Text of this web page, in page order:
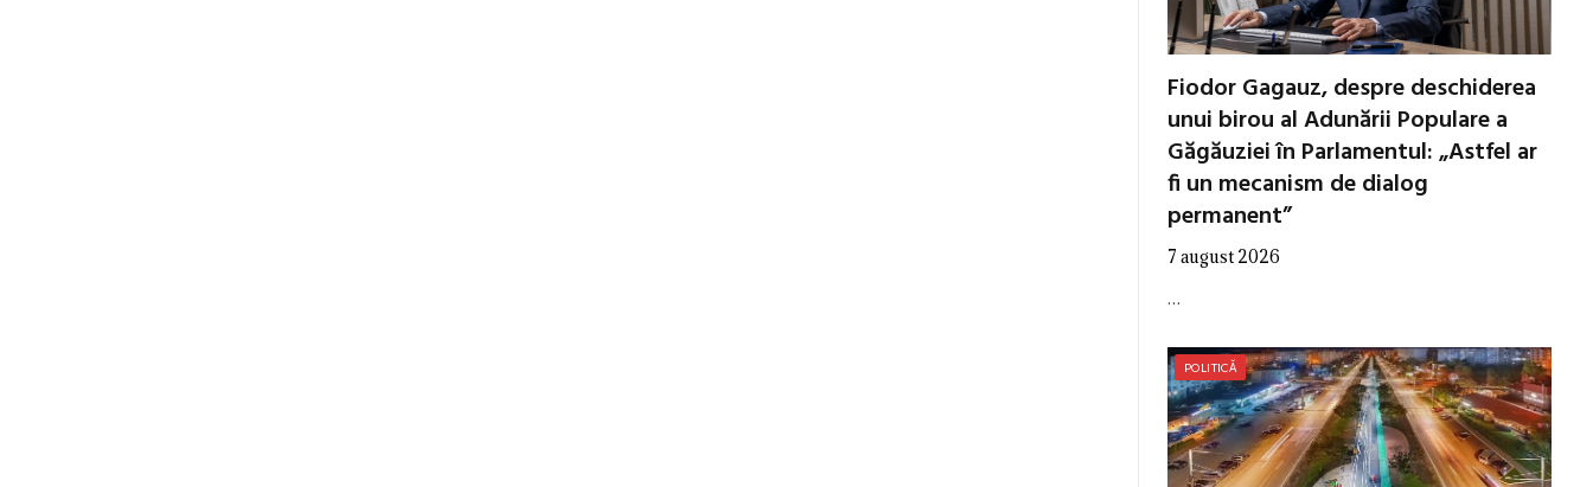
Fiodor Gagauz, despre deschiderea
unui birou al Adunării Populare a
Găgăuziei în Parlamentul: „Astfel ar
fi un mecanism de dialog
permanent”
7 august 2026
…
POLITICĂ